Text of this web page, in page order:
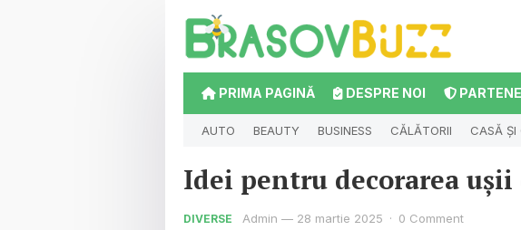
PRIMA PAGINĂ DESPRE NOI
AUTO BEAUTY BUSINESS CĂLĂTORII CASĂ ȘI
Idei pentru decorarea
DIVERSE Admin — 28 martie 2025 · 0 Comment